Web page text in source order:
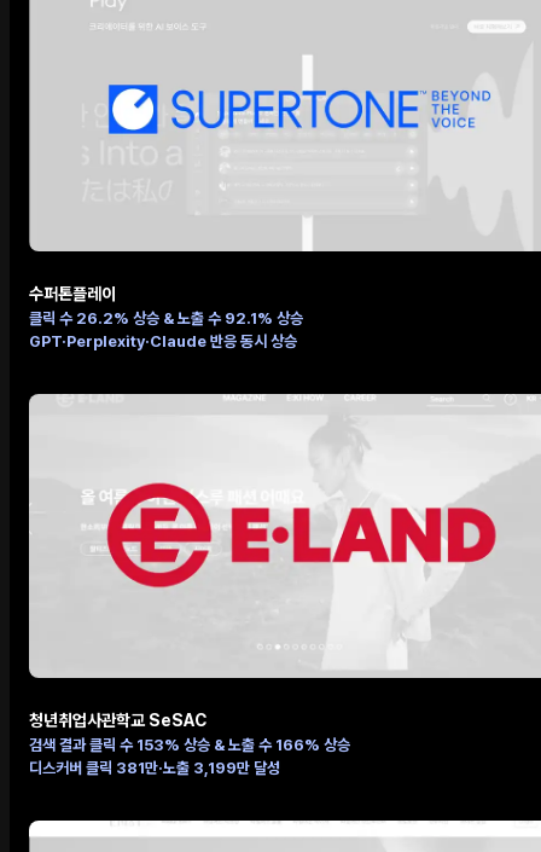
수퍼톤플레이
클릭 수 26.2% 상승 & 노출 수 92.1% 상승
GPT·Perplexity·Claude 반응 동시 상승
청년취업사관학교 SeSAC
검색 결과 클릭 수 153% 상승 & 노출 수 166% 상승
디스커버 클릭 381만·노출 3,199만 달성